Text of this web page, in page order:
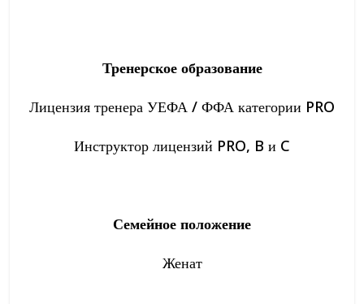
Тренерское образование
Лицензия тренера УЕФА / ФФА категории PRO
Инструктор лицензий PRO, B и C
Семейное положение
Женат